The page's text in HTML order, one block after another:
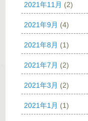
2021年11月 (2)
2021年9月 (4)
2021年8月 (1)
2021年7月 (2)
2021年3月 (2)
2021年1月 (1)